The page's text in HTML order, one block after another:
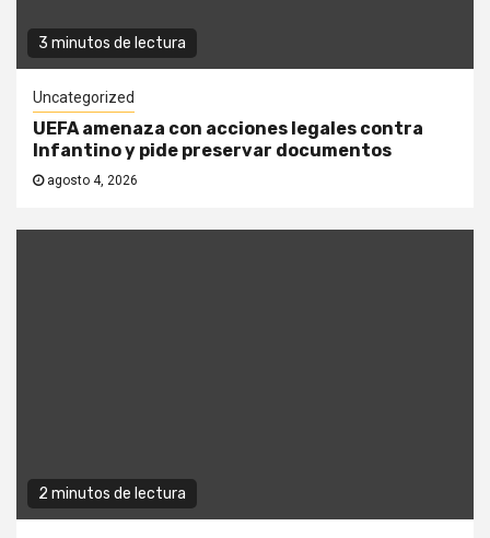
3 minutos de lectura
Uncategorized
UEFA amenaza con acciones legales contra
Infantino y pide preservar documentos
agosto 4, 2026
2 minutos de lectura